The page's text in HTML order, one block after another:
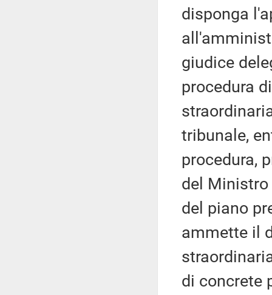
disponga
giudice
procedura
tribunale,
procedura,
del Ministro
del piano
ammette il
di concrete